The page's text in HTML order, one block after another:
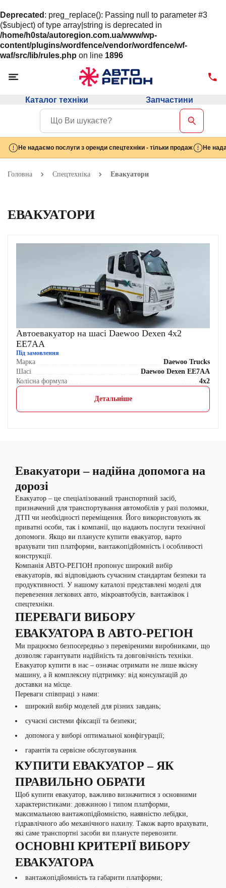
Deprecated : preg_replace(): Passing null to parameter #3
($subject) of type array|string is deprecated in
/home/h0sta/autoregion.com.ua/www/wp-
content/plugins/wordfence/vendor/wordfence/wf-
waf/src/lib/rules.php on line 1896
Каталог техніки Запчастини
Не надаємо послуги з оренди спецтехніки - тільки продаж Не
Головна Спецтехніка Евакуатори
ЕВАКУАТОРИ
Автоевакуатор на шасі Daewoo Dexen 4x2
EE7AA
Під замовлення
Марка
Daewoo Trucks
Шасі
Daewoo Dexen EE7AA
Колісна формула
4x2
Детальніше
Евакуатори – надійна допомога на
дорозі
Евакуатор – це спеціалізований транспортний засіб,
призначений для транспортування автомобілів у разі поломки,
ДТП чи необхідності переміщення. Його використовують як
приватні особи, так і компанії, що надають послуги технічної
допомоги. Якщо ви плануєте купити евакуатор, варто
врахувати тип платформи, вантажопідйомність і особливості
конструкції.
Компанія АВТО-РЕГІОН пропонує широкий вибір
евакуаторів, які відповідають сучасним стандартам безпеки та
продуктивності. У нашому каталозі представлені моделі для
перевезення легкових авто, мікроавтобусів, вантажівок і
спецтехніки.
ПЕРЕВАГИ ВИБОРУ
ЕВАКУАТОРА В АВТО-РЕГІОН
Ми працюємо безпосередньо з перевіреними виробниками, що
дозволяє гарантувати надійність та довговічність техніки.
Евакуатор купити в нас – означає отримати не лише якісну
машину, а й комплексну підтримку: від консультацій до
доставки на місце.
Переваги співпраці з нами:
широкий вибір моделей для різних завдань;
сучасні системи фіксації та безпеки;
допомога у виборі оптимальної конфігурації;
гарантія та сервісне обслуговування.
КУПИТИ ЕВАКУАТОР – ЯК
ПРАВИЛЬНО ОБРАТИ
Щоб купити евакуатор, важливо визначитися з основними
характеристиками: довжиною і типом платформи,
максимальною вантажопідйомністю, наявністю лебідки,
гідравлічного або механічного нахилу. Також варто врахувати,
які саме транспортні засоби ви плануєте перевозити.
ОСНОВНІ КРИТЕРІЇ ВИБОРУ
ЕВАКУАТОРА
вантажопідйомність та габарити платформи;